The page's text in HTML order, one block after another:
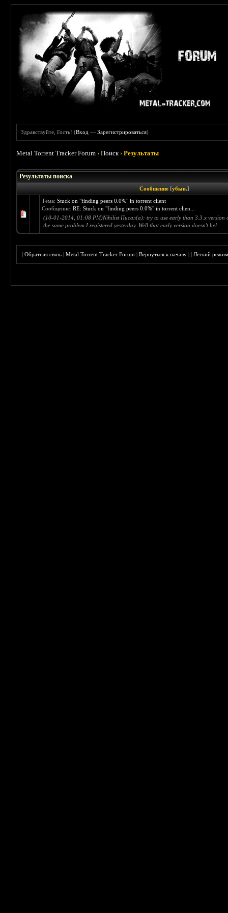
Здравствуйте, Гость! (Вход —Зарегистрироваться)
Metal Torrent Tracker Forum ›Поиск ›Результаты
Результаты поиска
Сообщение [убыв.]
Тема:Stuck on "finding peers 0.0%" in torrent client
Сообщение:RE: Stuck on "finding peers 0.0%" in torrent clien...
(10-01-2014, 01:08 PM)Nihilist Писал(а): try to use early than 3.3.x version
the same problem I registered yesterday. Well that early version doesn't hel...
|Обратная связь |Metal Torrent Tracker Forum |Вернуться к началу ||Лёгкий